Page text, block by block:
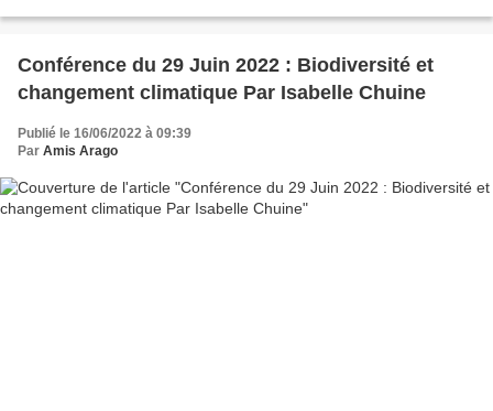
Conférence du 29 Juin 2022 : Biodiversité et
changement climatique Par Isabelle Chuine
Publié le 16/06/2022 à 09:39
Par Amis Arago